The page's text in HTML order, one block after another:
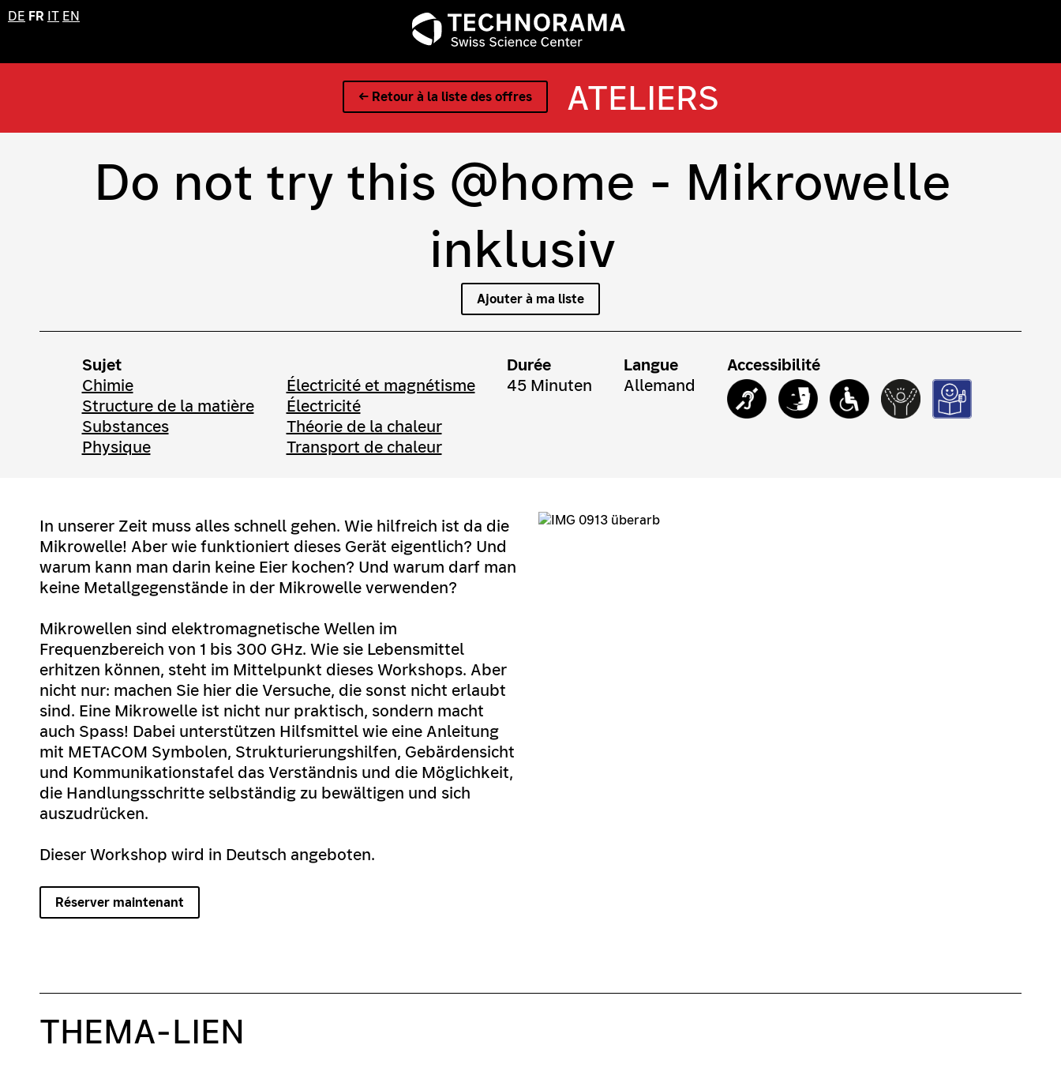
DE FR IT EN
← Retour à la liste des offres ATELIERS
Do not try this @home - Mikrowelle
inklusiv
Ajouter à ma liste
Sujet
Chimie
Structure de la matière
Substances
Physique
Électricité et magnétisme
Électricité
Théorie de la chaleur
Transport de chaleur
Durée
45 Minuten
Langue
Allemand
Accessibilité
In unserer Zeit muss alles schnell gehen. Wie hilfreich ist da die
Mikrowelle! Aber wie funktioniert dieses Gerät eigentlich? Und
warum kann man darin keine Eier kochen? Und warum darf man
keine Metallgegenstände in der Mikrowelle verwenden?
Mikrowellen sind elektromagnetische Wellen im
Frequenzbereich von 1 bis 300 GHz. Wie sie Lebensmittel
erhitzen können, steht im Mittelpunkt dieses Workshops. Aber
nicht nur: machen Sie hier die Versuche, die sonst nicht erlaubt
sind. Eine Mikrowelle ist nicht nur praktisch, sondern macht
auch Spass! Dabei unterstützen Hilfsmittel wie eine Anleitung
mit METACOM Symbolen, Strukturierungshilfen, Gebärdensicht
und Kommunikationstafel das Verständnis und die Möglichkeit,
die Handlungsschritte selbständig zu bewältigen und sich
auszudrücken.
Dieser Workshop wird in Deutsch angeboten.
Réserver maintenant
THEMA-LIEN